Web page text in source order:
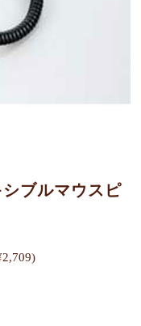
ブルマウスピ